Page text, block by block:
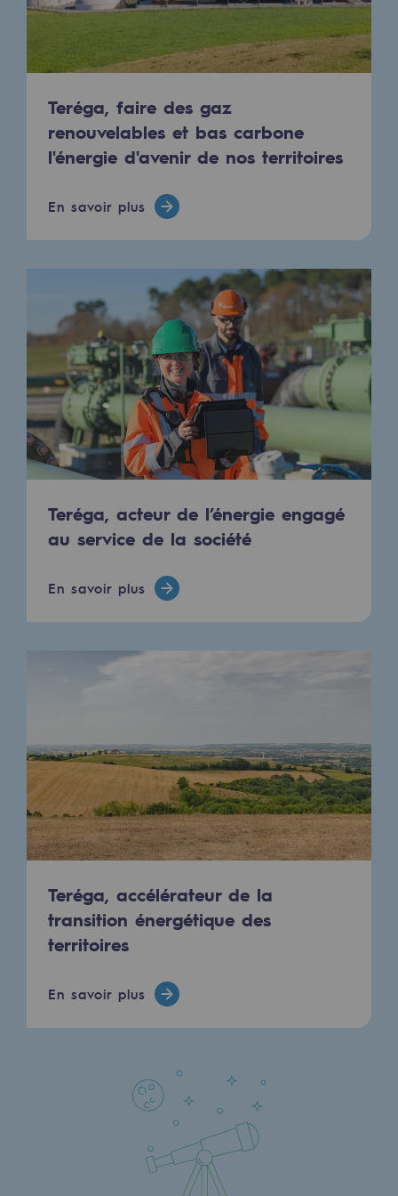
Raccordement au réseau de gaz
Stockage de gaz
Savoir-faire
Projet type
Infrastructures historiques
Biométhane
Biométhane : Enjeux et opportunités
Qu'est-ce que la méthanisation ?
Teréga, partenaire de référence sur le
Hydrogène
Hydrogène
Production d'hydrogène
Stockage d'hydrogène
Projet H2med
Cartographie du réseau
Stratégie & Innovation
Stratégie & Innovation
Notre stratégie d’innovation
Notre stratégie d’innovation
Objectif Recherche & Innovation :
Objectif Recherche & Innovation :
Objectif Recherche & Innovation :
Objectif Recherche & Innovation :
Partenariats et innovation participative
Teréga, faire des gaz
renouvelables et bas carbone
l'énergie d'avenir de nos territoires
En savoir plus
Teréga, acteur de l’énergie engagé
au service de la société
En savoir plus
Teréga, accélérateur de la
transition énergétique des
territoires
En savoir plus